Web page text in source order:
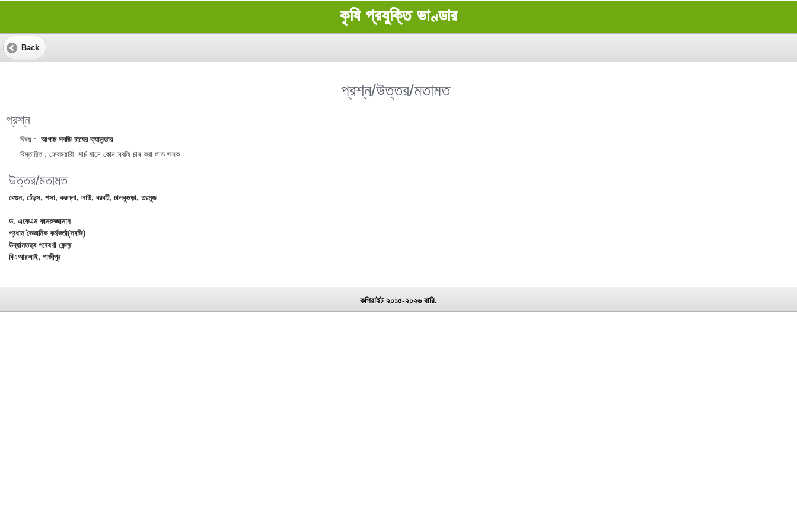
কৃষি প্রযুক্তি ভাণ্ডার
Back
প্রশ্ন/উত্তর/মতামত
প্রশ্ন
বিষয় : আগাম সবজি চাষের ক্যালন্ডার
বিস্তারিত : ফেব্রুয়ারী- মার্চ মাসে কোন সবজি চাষ করা লাভ জনক
উত্তর/মতামত
বেগুন, ঢেঁড়স, শসা, করল্লা, লাউ, বরবটি, চালকুমড়া, তরমুজ
ড. একেএম কামরুজ্জামান
প্রধান বৈজ্ঞানিক কর্মকর্তা(সবজি)
উদ্যানতত্ত্ব গবেষণা কেন্দ্র
বিএআরআই, গাজীপুর
কপিরাইট ২০১৫-২০২৬ বারি.